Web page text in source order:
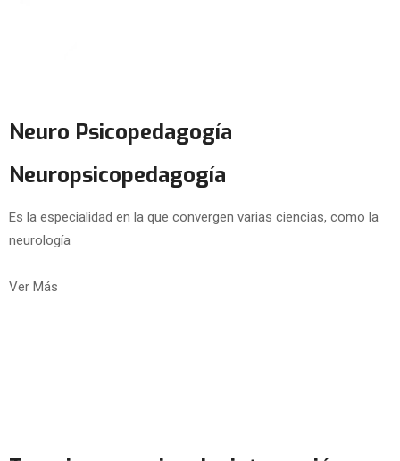
Neuro Psicopedagogía
Neuropsicopedagogía
Es la especialidad en la que convergen varias ciencias, como la
neurología
Ver Más